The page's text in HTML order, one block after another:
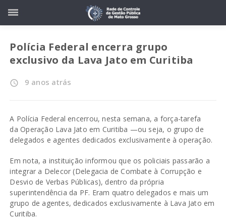
Polícia Federal encerra grupo
exclusivo da Lava Jato em Curitiba
access_time 9 anos atrás
A Polícia Federal encerrou, nesta semana, a força-tarefa
da Operação Lava Jato em Curitiba —ou seja, o grupo de
delegados e agentes dedicados exclusivamente à operação.
Em nota, a instituição informou que os policiais passarão a
integrar a Delecor (Delegacia de Combate à Corrupção e
Desvio de Verbas Públicas), dentro da própria
superintendência da PF. Eram quatro delegados e mais um
grupo de agentes, dedicados exclusivamente à Lava Jato em
Curitiba.